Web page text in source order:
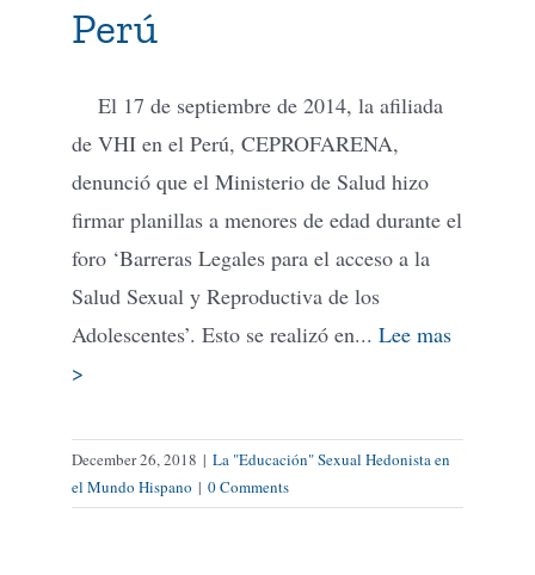
Perú
El 17 de septiembre de 2014, la afiliada
de VHI en el Perú, CEPROFARENA,
denunció que el Ministerio de Salud hizo
firmar planillas a menores de edad durante el
foro ‘Barreras Legales para el acceso a la
Salud Sexual y Reproductiva de los
Adolescentes’. Esto se realizó en... Lee mas
>
December 26, 2018 | La "Educación" Sexual Hedonista en
el Mundo Hispano | 0 Comments